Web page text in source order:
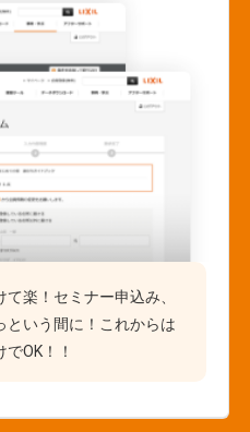
楽！セミナー申込み、
という間に！これからは
OK！！